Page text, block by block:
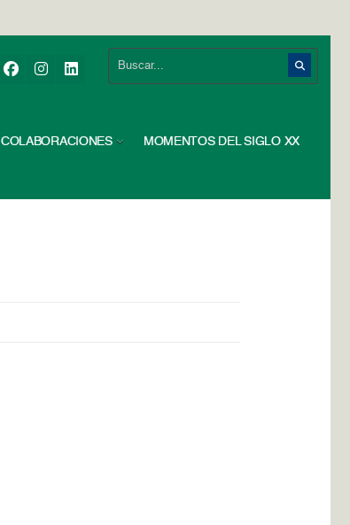
COLABORACIONES MOMENTOS DEL SIGLO XX